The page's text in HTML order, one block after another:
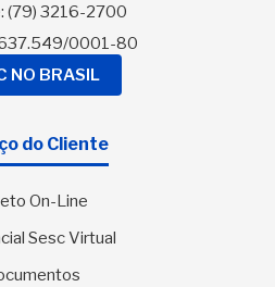
(79) 3216-2700
0001-80
NO BRASIL
do Cliente
On-Line
Sesc Virtual